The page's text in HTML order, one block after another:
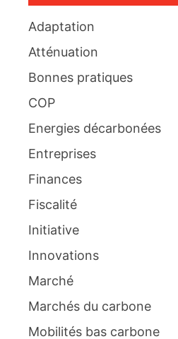
Adaptation
Atténuation
Bonnes pratiques
COP
Energies décarbonées
Entreprises
Finances
Fiscalité
Initiative
Innovations
Marché
Marchés du carbone
Mobilités bas carbone